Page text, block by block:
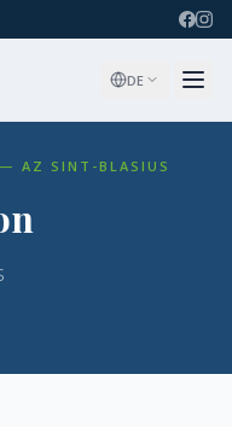
DE
— AZ SINT-BLASIUS